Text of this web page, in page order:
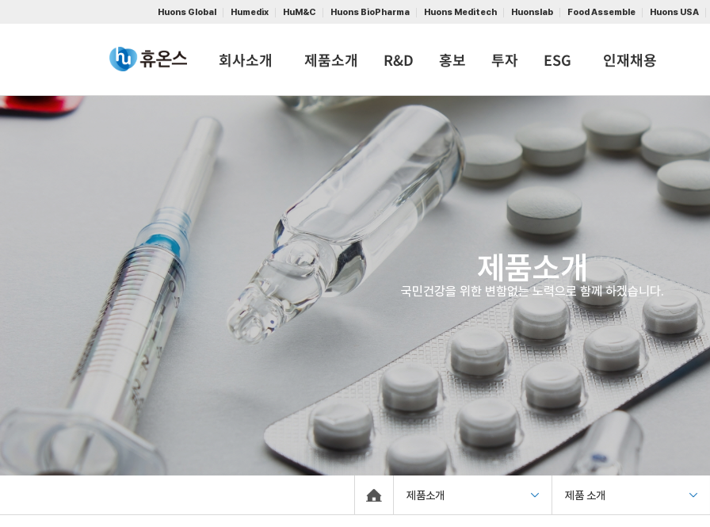
Huons Global Humedix HuM&C Huons BioPharma Huons Meditech Huonslab Food Assemble Huons USA
회사소개 제품소개 R&D 홍보 투자 ESG 인재채용
제품소개
국민건강을 위한 변함없는 노력으로 함께 하겠습니다.
제품소개 제품 소개